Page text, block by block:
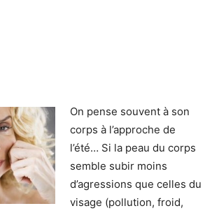
On pense souvent à son
corps à l’approche de
l’été… Si la peau du corps
semble subir moins
d’agressions que celles du
visage (pollution, froid,